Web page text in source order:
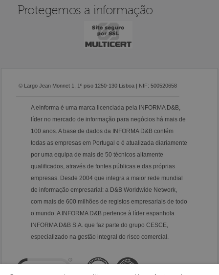
Protegemos a informação
© Largo Jean Monnet 1, 1º piso 1250-130 Lisboa | NIF: 500520658
A eInforma é uma marca licenciada pela INFORMA D&B,
líder no mercado de informação para negócios há mais de
100 anos. A base de dados da INFORMA D&B contém
todas as empresas em Portugal e é atualizada diariamente
por uma equipa de mais de 50 técnicos altamente
qualificados, através de fontes públicas e das próprias
empresas. Desde 2004 que integra a maior rede mundial
de informação empresarial: a D&B Worldwide Network,
com mais de 600 milhões de registos empresariais de todo
o mundo. A INFORMA D&B pertence à líder espanhola
INFORMA D&B S.A. que faz parte do grupo CESCE,
especializado na gestão integral do risco comercial.